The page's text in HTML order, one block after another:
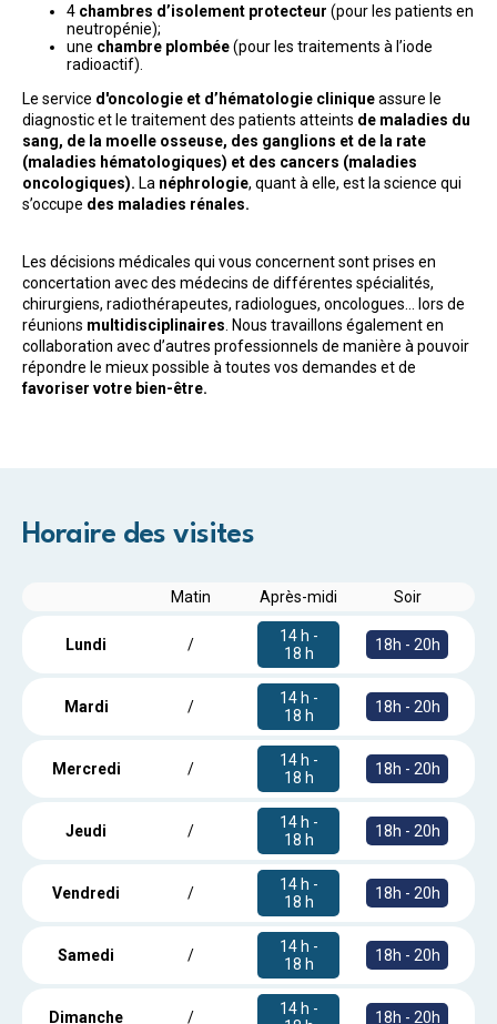
4 chambres d’isolement protecteur (pour les patients en
neutropénie);
une chambre plombée(pour les traitements à l’iode
radioactif).
Le service d'oncologie et d’hématologie cliniqueassure le
diagnostic et le traitement des patients atteints de maladies du
sang, de la moelle osseuse, des ganglions et de la rate
(maladies hématologiques) et des cancers (maladies
oncologiques). La néphrologie, quant à elle, est la science qui
s’occupe des maladies rénales.
Les décisions médicales qui vous concernent sont prises en
concertation avec des médecins de différentes spécialités,
chirurgiens, radiothérapeutes, radiologues, oncologues… lors de
réunions multidisciplinaires . Nous travaillons également en
collaboration avec d’autres professionnels de manière à pouvoir
répondre le mieux possible à toutes vos demandes et de
favoriser votre bien-être.
Horaire des visites
Matin Après-midi Soir
Lundi /
14 h -
18 h
18h - 20h
Mardi /
14 h -
18 h
18h - 20h
Mercredi /
14 h -
18 h
18h - 20h
Jeudi /
14 h -
18 h
18h - 20h
Vendredi /
14 h -
18 h
18h - 20h
Samedi /
14 h -
18 h
18h - 20h
Dimanche /
14 h -
18h - 20h